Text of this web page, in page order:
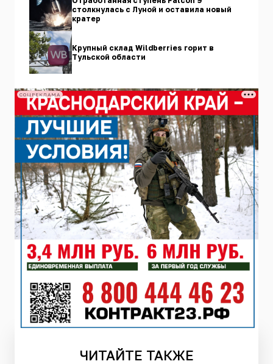
столкнулась с Луной и оставила новый
кратер
Крупный склад Wildberries горит в
Тульской области
СОЦРЕКЛАМА
ЧИТАЙТЕ ТАКЖЕ